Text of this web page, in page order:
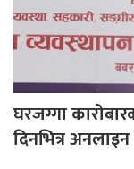
घरजग्गा
दिनभित्र